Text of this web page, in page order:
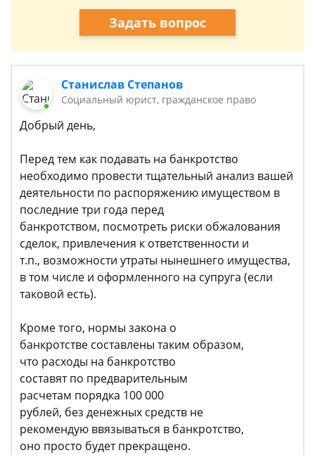
Задать вопрос
Станислав Степанов
Социальный юрист, гражданское право
Добрый день,
Перед тем как подавать на банкротство
необходимо провести тщательный анализ вашей
деятельности по распоряжению имуществом в
последние три года перед
банкротством, посмотреть риски обжалования
сделок, привлечения к ответственности и
т.п., возможности утраты нынешнего имущества,
в том числе и оформленного на супруга (если
таковой есть).
Кроме того, нормы закона о
банкротстве составлены таким образом,
что расходы на банкротство
составят по предварительным
расчетам порядка 100 000
рублей, без денежных средств не
рекомендую ввязываться в банкротство,
оно просто будет прекращено.